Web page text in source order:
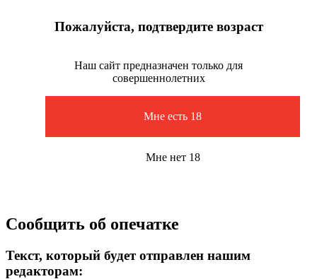
Пожалуйста, подтвердите возраст
Наш сайт предназначен только для
совершеннолетних
Мне есть 18
Мне нет 18
Сообщить об опечатке
Текст, который будет отправлен нашим
редакторам: